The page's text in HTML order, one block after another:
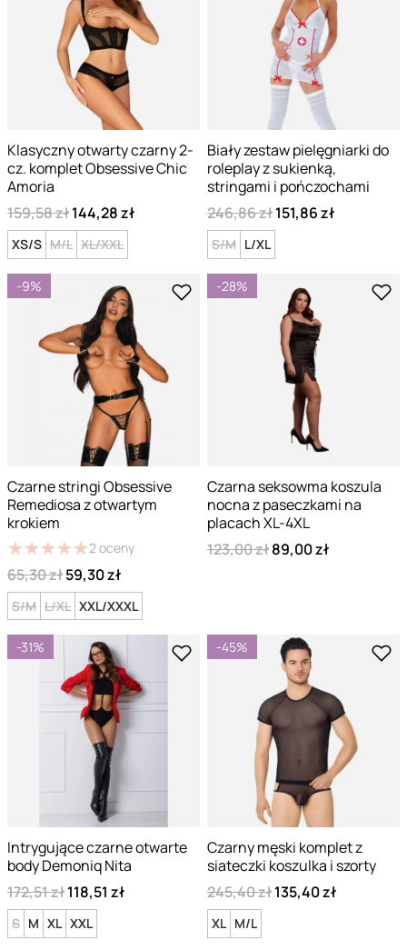
Klasyczny otwarty czarny 2-
cz. komplet Obsessive Chic
Amoria
159,58 zł144,28 zł
XS/S M/L XL/XXL
Biały zestaw pielęgniarki do
roleplay z sukienką,
stringami i pończochami
246,86 zł151,86 zł
S/M L/XL
-9%
Czarne stringi Obsessive
Remediosa z otwartym
krokiem
★★★★★
★★★★★2 oceny
65,30 zł59,30 zł
S/M L/XL XXL/XXXL
-28%
Czarna seksowma koszula
nocna z paseczkami na
placach XL-4XL
123,00 zł89,00 zł
-31%
Intrygujące czarne otwarte
body Demoniq Nita
172,51 zł118,51 zł
S M XL XXL
-45%
Czarny męski komplet z
siateczki koszulka i szorty
245,40 zł135,40 zł
XL M/L